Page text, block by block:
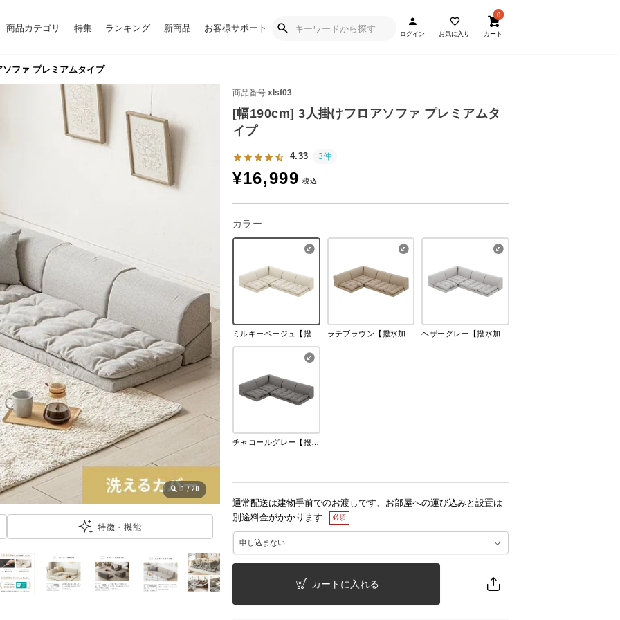
商品カテゴリ 特集 ランキング 新商品 お客様サポート
ログイン お気に入り
0
カート
ファ プレミアムタイプ
商品番号 xlsf03
[幅190cm] 3人掛けフロアソファ プレミアムタ
イプ
4.33 3件
¥16,999
カラー
通常配送は建物手前でのお渡しです、お部屋への運び込みと設置は
別途料金がかかります
カートに入れる
1/20
特徴・機能